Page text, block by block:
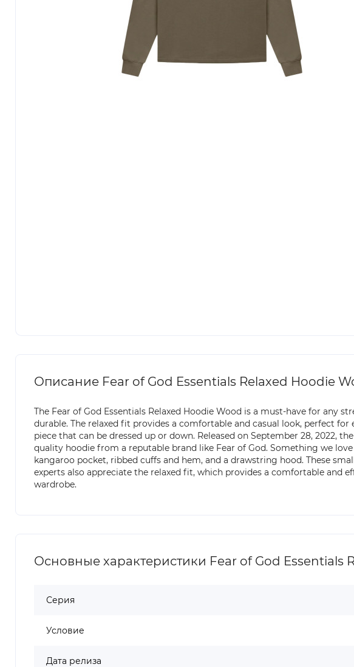
Описание Fear of God Essentials Relaxed Hoodie
The Fear of God Essentials Relaxed Hoodie Wood is a must-have for
durable. The relaxed fit provides a comfortable and casual look, perfect
piece that can be dressed up or down. Released on September 28, 2022,
quality hoodie from a reputable brand like Fear of God. Something we
kangaroo pocket, ribbed cuffs and hem, and a drawstring hood. These
experts also appreciate the relaxed fit, which provides a comfortable and
wardrobe.
Основные характеристики Fear of God Essentials
Серия
Условие
Дата релиза